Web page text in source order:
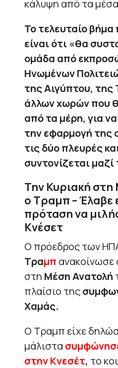
κάλυψη από τα
Το τελευταίο
είναι ότι «θα
ομάδα από
Ηνωμένων
της Αιγύπτου, της
άλλων χωρών που
από τα μέρη, για
την εφαρμογή της
τις δύο πλευρές
συντονίζεται μαζί
Την Κυριακή
ο Τραμπ – Έλαβε
πρόταση να
Κνέσετ
Ο πρόεδρος των
Τραμπ ανακοίνωσε
στη Μέση Ανατολή
πλαίσιο της
Χαμάς.
Ο Τραμπ είχε
μάλιστα
στην Κνεσέτ, το